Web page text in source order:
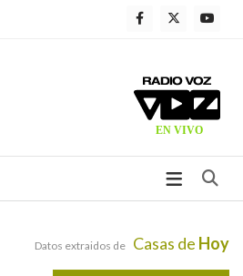
Datos extraidos de Casas de Hoy